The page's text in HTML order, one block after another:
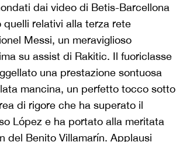
dai video di Betis-Barcellona
relativi alla terza rete
Messi, un meraviglioso
su assist di Rakitic. Il fuoriclasse
una prestazione sontuosa
mancina, un perfetto tocco sotto
di rigore che ha superato il
López e ha portato alla meritata
del Benito Villamarín. Applausi